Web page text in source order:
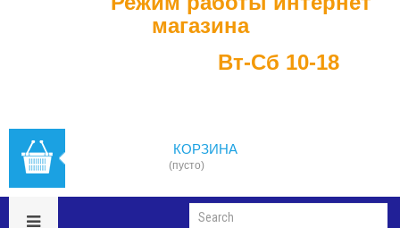
магазина
Вт-Сб 10-18
КОРЗИНА
(пусто)